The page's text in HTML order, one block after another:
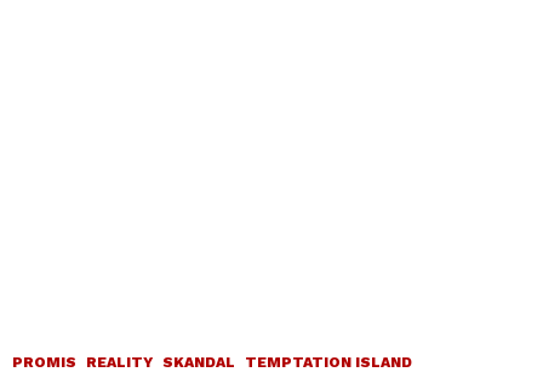
PROMIS REALITY SKANDAL TEMPTATION ISLAND